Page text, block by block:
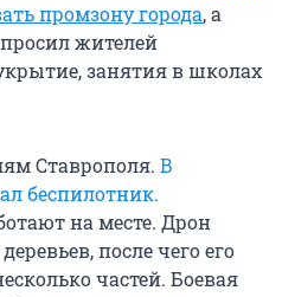
промзону города, а
жителей
занятия в школах
Ставрополя. В
беспилотник.
на месте. Дрон
после чего его
частей. Боевая